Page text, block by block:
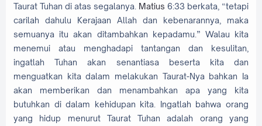
Taurat Tuhan di atas segalanya. Matius 6:33 berkata, “tetapi
carilah dahulu Kerajaan Allah dan kebenarannya, maka
semuanya itu akan ditambahkan kepadamu.” Walau kita
menemui atau menghadapi tantangan dan kesulitan,
ingatlah Tuhan akan senantiasa beserta kita dan
menguatkan kita dalam melakukan Taurat-Nya bahkan Ia
akan memberikan dan menambahkan apa yang kita
butuhkan di dalam kehidupan kita. Ingatlah bahwa orang
yang hidup menurut Taurat Tuhan adalah orang yang